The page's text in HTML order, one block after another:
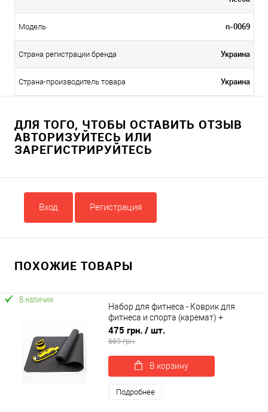
Модель n-0069
Страна регистрации бренда Украина
Страна-производитель товара Украина
ДЛЯ ТОГО, ЧТОБЫ ОСТАВИТЬ ОТЗЫВ
АВТОРИЗУЙТЕСЬ ИЛИ
ЗАРЕГИСТРИРУЙТЕСЬ
Вход Регистрация
ПОХОЖИЕ ТОВАРЫ
В наличии
Набор для фитнеса - Коврик для
фитнеса и спорта (каремат) +
утяжелители 2шт по 0.5 кг OSPORT Set
34 (n-0065)
475 грн. / шт.
669 грн.
В корзину
Подробнее